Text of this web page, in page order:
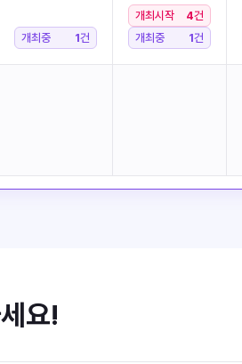
개최중 1건
개최시작 4건
개최중
1건
요!